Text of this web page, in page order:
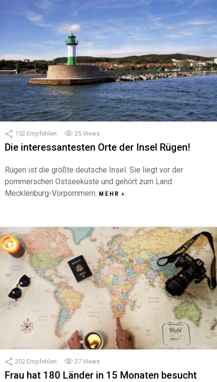
152 Empfehlen 25 Views
Die interessantesten Orte der Insel Rügen!
Rügen ist die größte deutsche Insel. Sie liegt vor der
pommerschen Ostseeküste und gehört zum Land
Mecklenburg-Vorpommern. MEHR
202 Empfehlen 27 Views
Frau hat 180 Länder in 15 Monaten besucht